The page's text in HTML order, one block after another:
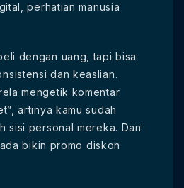
perhatian manusia
dengan uang, tapi bisa
dan keaslian.
mengetik komentar
artinya kamu sudah
sisi personal mereka. Dan
bikin promo diskon